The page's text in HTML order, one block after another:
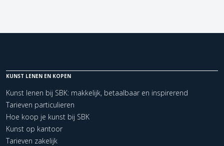
KUNST LENEN EN KOPEN
Kunst lenen bij SBK: makkelijk, betaalbaar en inspirerend
Tarieven particulieren
Hoe koop je kunst bij SBK
Kunst op kantoor
Tarieven zakelijk